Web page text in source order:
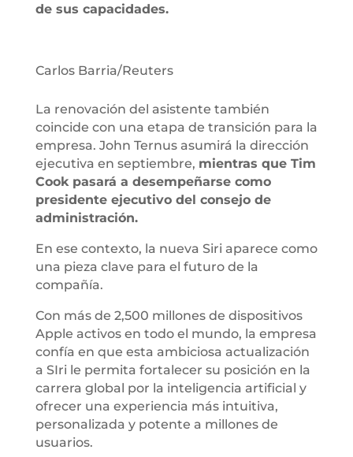
de sus capacidades.
Carlos Barria/Reuters
La renovación del asistente también
coincide con una etapa de transición para la
empresa. John Ternus asumirá la dirección
ejecutiva en septiembre, mientras que Tim
Cook pasará a desempeñarse como
presidente ejecutivo del consejo de
administración.
En ese contexto, la nueva Siri aparece como
una pieza clave para el futuro de la
compañía.
Con más de 2,500 millones de dispositivos
Apple activos en todo el mundo, la empresa
confía en que esta ambiciosa actualización
a SIri le permita fortalecer su posición en la
carrera global por la inteligencia artificial y
ofrecer una experiencia más intuitiva,
personalizada y potente a millones de
usuarios.